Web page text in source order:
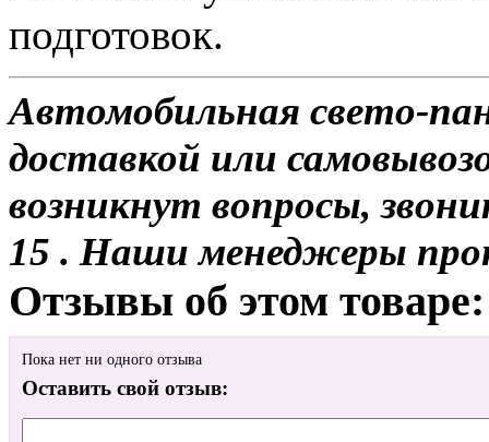
подготовок.
Автомобильная свето-
доставкой или
возникнут вопросы,
15 . Наши менеджеры
Отзывы об этом товаре:
Пока нет ни одного отзыва
Оставить свой отзыв: